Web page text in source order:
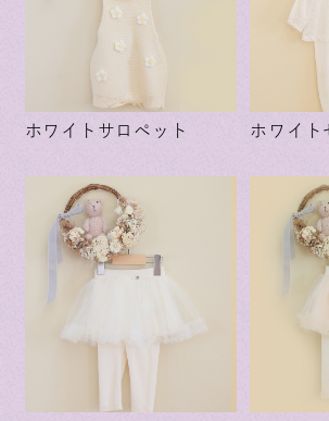
ホワイトサロペット ホワイト